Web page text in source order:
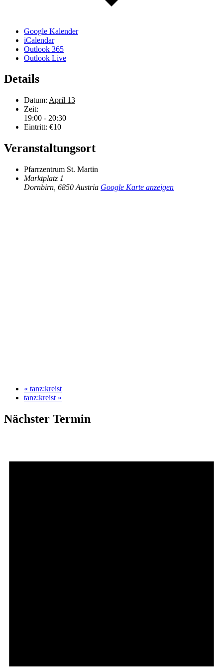
Google Kalender
iCalendar
Outlook 365
Outlook Live
Details
Datum: April 13
Zeit:
19:00 - 20:30
Eintritt: €10
Veranstaltungsort
Pfarrzentrum St. Martin
Marktplatz 1
Dornbirn 6850 Austria Google Karte anzeigen
« tanz:kreist
tanz:kreist »
Nächster Termin